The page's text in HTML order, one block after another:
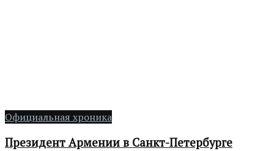
Официальная хроника
Президент Армении в Санкт-Петербурге